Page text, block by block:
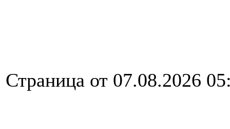
Страница от 07.08.2026